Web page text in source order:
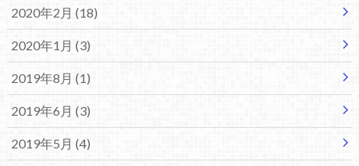
2020年2月 (18)
2020年1月 (3)
2019年8月 (1)
2019年6月 (3)
2019年5月 (4)